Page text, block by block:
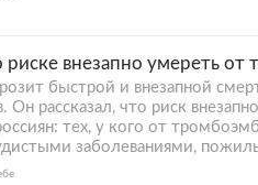
внезапно умереть от
быстрой и внезапной
рассказал, что риск
тех, у кого от
заболеваниями,